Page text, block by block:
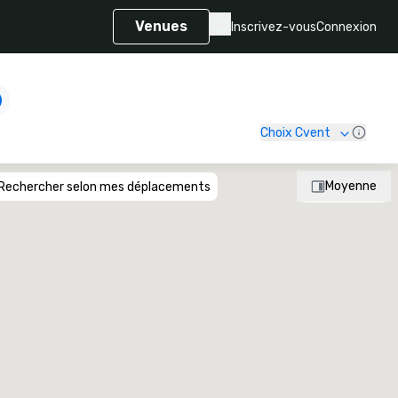
Venues Inscrivez-vousConnexion
Choix Cvent
Moyenne
selon mes déplacements